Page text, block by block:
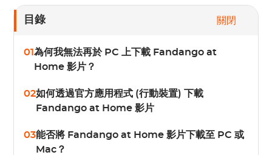
目錄 關閉
01為何我無法再於 PC 上下載 Fandango at
Home 影片？
02如何透過官方應用程式 (行動裝置) 下載
Fandango at Home 影片
03能否將 Fandango at Home 影片下載至 PC 或
Mac？